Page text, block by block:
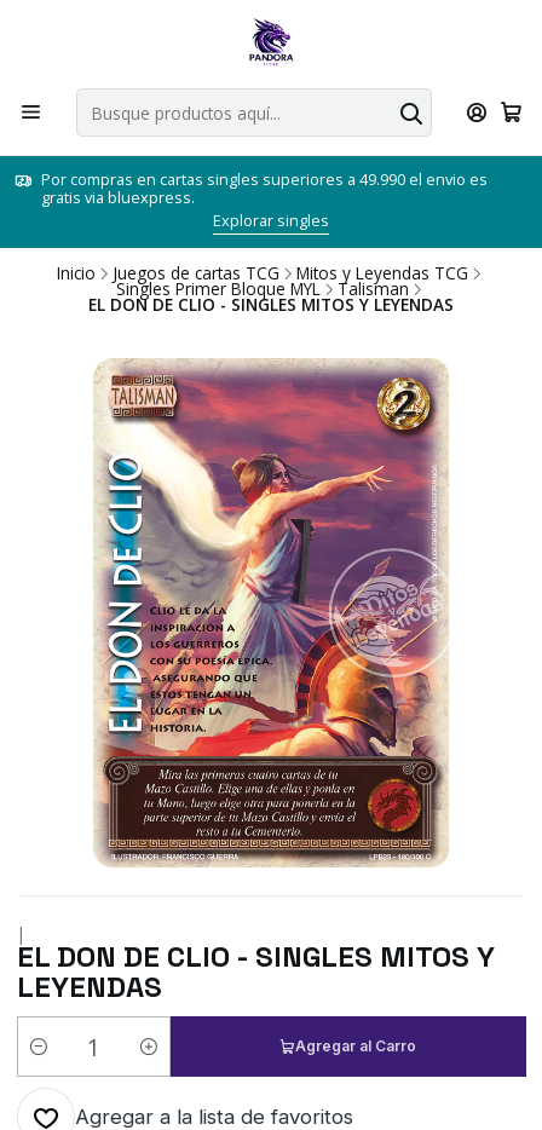
Por compras en cartas singles superiores a 49.990 el envio es
gratis via bluexpress.
Explorar singles
Inicio Juegos de cartas TCG Mitos y Leyendas TCG
Singles Primer Bloque MYL Talisman
EL DON DE CLIO - SINGLES MITOS Y LEYENDAS
|
EL DON DE CLIO - SINGLES MITOS Y
LEYENDAS
Cantidad
Agregar al Carro
Agregar a la lista de favoritos